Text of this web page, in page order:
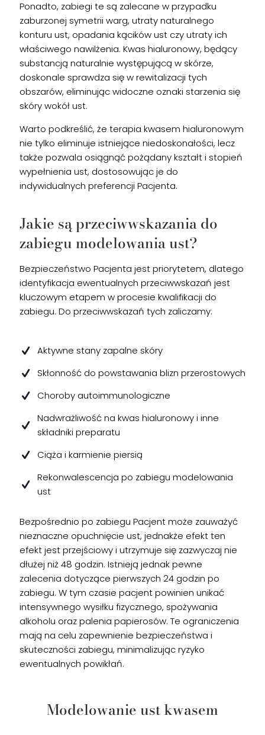
Ponadto, zabiegi te są zalecane w przypadku
zaburzonej symetrii warg, utraty naturalnego
konturu ust, opadania kącików ust czy utraty ich
właściwego nawilżenia. Kwas hialuronowy, będący
substancją naturalnie występującą w skórze,
doskonale sprawdza się w rewitalizacji tych
obszarów, eliminując widoczne oznaki starzenia się
skóry wokół ust.
Warto podkreślić, że terapia kwasem hialuronowym
nie tylko eliminuje istniejące niedoskonałości, lecz
także pozwala osiągnąć pożądany kształt i stopień
wypełnienia ust, dostosowując je do
indywidualnych preferencji Pacjenta.
Jakie są przeciwwskazania do
zabiegu modelowania ust?
Bezpieczeństwo Pacjenta jest priorytetem, dlatego
identyfikacja ewentualnych przeciwwskazań jest
kluczowym etapem w procesie kwalifikacji do
zabiegu. Do przeciwwskazań tych zaliczamy:
Aktywne stany zapalne skóry
Skłonność do powstawania blizn przerostowych
Choroby autoimmunologiczne
Nadwrażliwość na kwas hialuronowy i inne
składniki preparatu
Ciąża i karmienie piersią
Rekonwalescencja po zabiegu modelowania
ust
Bezpośrednio po zabiegu Pacjent może zauważyć
nieznaczne opuchnięcie ust, jednakże efekt ten
efekt jest przejściowy i utrzymuje się zazwyczaj nie
dłużej niż 48 godzin. Istnieją jednak pewne
zalecenia dotyczące pierwszych 24 godzin po
zabiegu. W tym czasie pacjent powinien unikać
intensywnego wysiłku fizycznego, spożywania
alkoholu oraz palenia papierosów. Te ograniczenia
mają na celu zapewnienie bezpieczeństwa i
skuteczności zabiegu, minimalizując ryzyko
ewentualnych powikłań.
Modelowanie ust kwasem